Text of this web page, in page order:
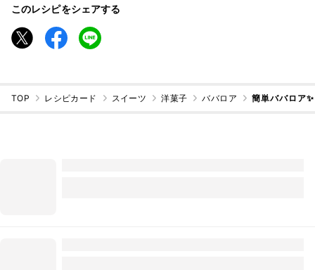
このレシピをシェアする
TOP レシピカード スイーツ 洋菓子 ババロア 簡単ババロア✨